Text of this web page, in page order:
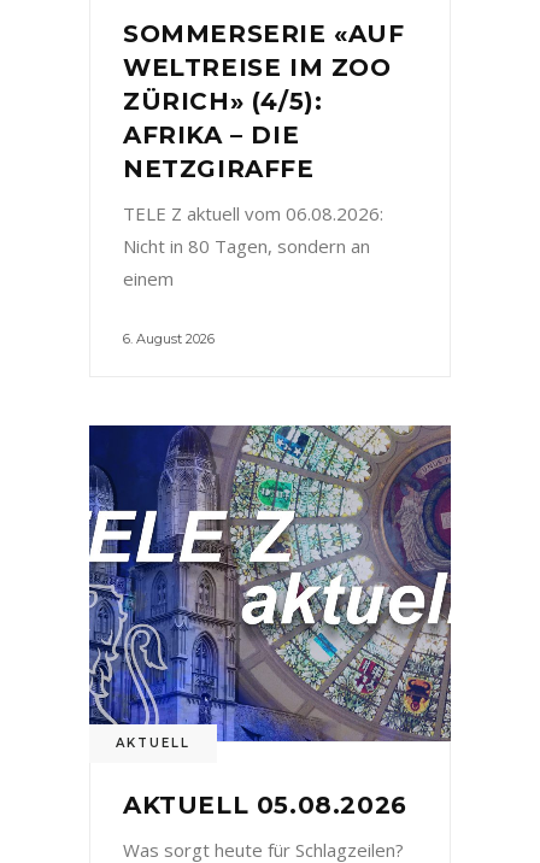
SOMMERSERIE «AUF
WELTREISE IM ZOO
ZÜRICH» (4/5):
AFRIKA – DIE
NETZGIRAFFE
TELE Z aktuell vom 06.08.2026:
Nicht in 80 Tagen, sondern an
einem
6. August 2026
AKTUELL
AKTUELL 05.08.2026
Was sorgt heute für Schlagzeilen?